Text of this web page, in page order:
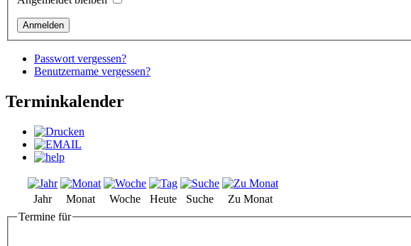
Passwort vergessen?
Benutzername vergessen?
Terminkalender
Jahr Monat Woche Heute Suche
Zu Monat
Termine für